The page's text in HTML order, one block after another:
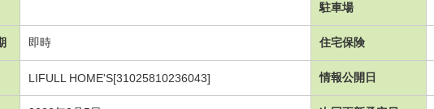
駐車場
即時 住宅保険
LIFULL HOME'S[31025810236043] 情報公開日